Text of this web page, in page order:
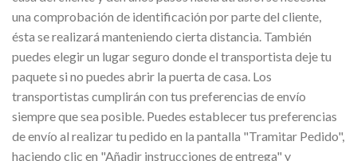
una comprobación de identificación por parte del cliente,
ésta se realizará manteniendo cierta distancia. También
puedes elegir un lugar seguro donde el transportista deje tu
paquete si no puedes abrir la puerta de casa. Los
transportistas cumplirán con tus preferencias de envío
siempre que sea posible. Puedes establecer tus preferencias
de envío al realizar tu pedido en la pantalla "Tramitar Pedido",
haciendo clic en "Añadir instrucciones de entrega" y